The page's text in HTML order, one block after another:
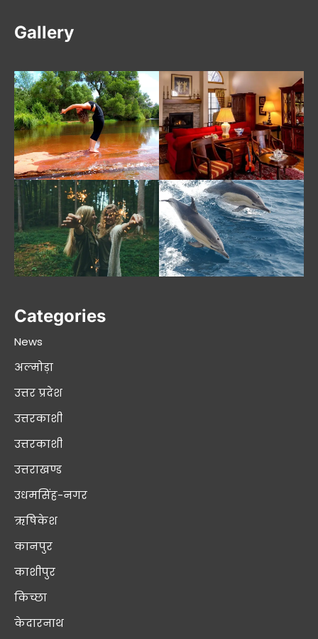
Gallery
Categories
News
अल्मोड़ा
उत्तर प्रदेश
उत्तरकाशी
उत्तरकाशी
उत्तराखण्ड
उधमसिंह-नगर
ऋषिकेश
कानपुर
काशीपुर
किच्छा
केदारनाथ